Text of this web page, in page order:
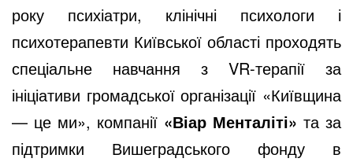
року психіатри, клінічні психологи і
психотерапевти Київської області проходять
спеціальне навчання з VR-терапії за
ініціативи громадської організації «Київщина
— це ми», компанії «Віар Менталіті» та за
підтримки Вишеградського фонду в